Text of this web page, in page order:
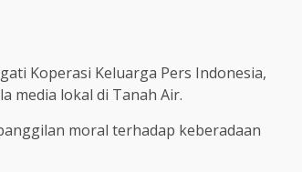
Koperasi Keluarga Pers Indonesia,
media lokal di Tanah Air.
moral terhadap keberadaan